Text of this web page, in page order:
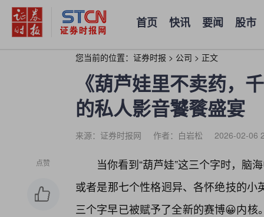
首页 快讯 要闻 股市
您当前的位置： 证券时报 > 公司 > 正文
《葫芦娃里不卖药，
的私人影音饕餮盛宴
来源：证券时报网 作者：白岩松 2026-02-06
点赞
当你看到“葫芦娃”这三个字时，脑
或者是那七个性格迥异、各怀绝技的
三个字早已被赋予了全新的赛博😀内